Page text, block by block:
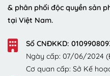
& phân phối độc quyền sản
tại Việt Nam.
Số CNĐKKD:
Ngày cấp: 07/06/2024
Cơ quan cấp: Sở Kế